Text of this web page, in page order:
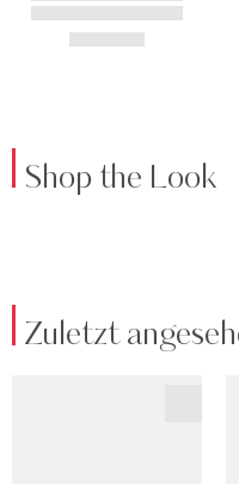
Shop the Look
Zuletzt